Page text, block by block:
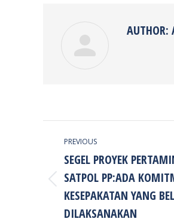
AUTHOR:
NAVIGATION
PREVIOUS
Previous
post:
SEGEL PROYEK
SATPOL PP:ADA
KESEPAKATAN YANG
DILAKSANAKAN